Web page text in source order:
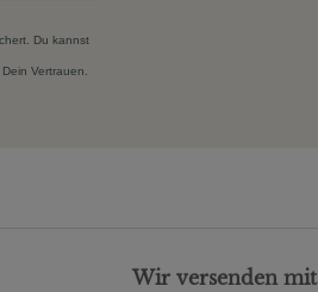
Du kannst
Dein Vertrauen.
Wir versenden mit